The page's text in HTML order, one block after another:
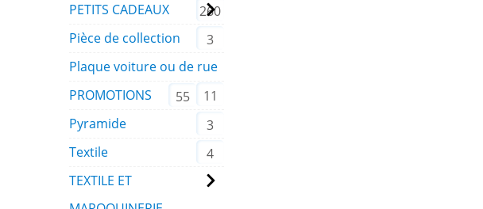
PETITS CADEAUX
260
Pièce de collection
3
Plaque voiture ou de rue
11
PROMOTIONS
55
Pyramide
3
Textile
4
TEXTILE ET